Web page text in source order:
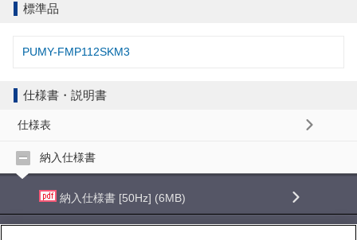
標準品
PUMY-FMP112SKM3
仕様書・説明書
仕様表
納入仕様書
納入仕様書 [50Hz] (6MB)